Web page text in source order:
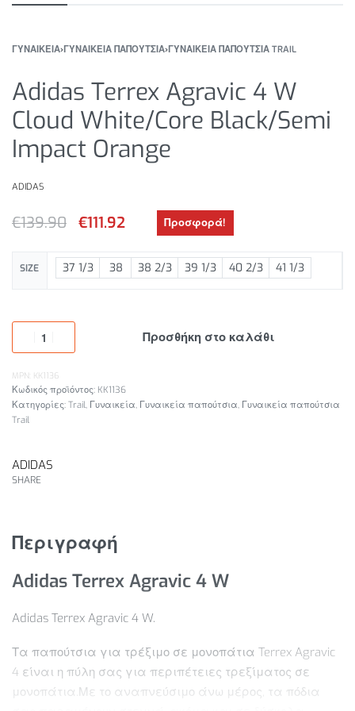
ΓΥΝΑΙΚΕΙΑ›ΓΥΝΑΙΚΕΙΑ ΠΑΠΟΥΤΣΙΑ›ΓΥΝΑΙΚΕΙΑ ΠΑΠΟΥΤΣΙΑ TRAIL
Adidas Terrex Agravic 4 W
Cloud White/Core Black/Semi
Impact Orange
ADIDAS
€139.90 €111.92 Προσφορά!
SIZE 37 1/3 38 38 2/3 39 1/3 40 2/3 41 1/3
Προσθήκη στο καλάθι
MPN: KK1136
KK1136
Κατηγορίες: Trail, Γυναικεία, Γυναικεία παπούτσια, Γυναικεία παπούτσια
Trail
ADIDAS
SHARE
Περιγραφή
Adidas Terrex Agravic 4 W
Adidas Terrex Agravic 4 W.
Τα παπούτσια για τρέξιμο σε μονοπάτια Terrex Agravic
4 είναι η πύλη σας για περιπέτειες τρεξίματος σε
μονοπάτια.Με το αναπνεύσιμο άνω μέρος, τα πόδια